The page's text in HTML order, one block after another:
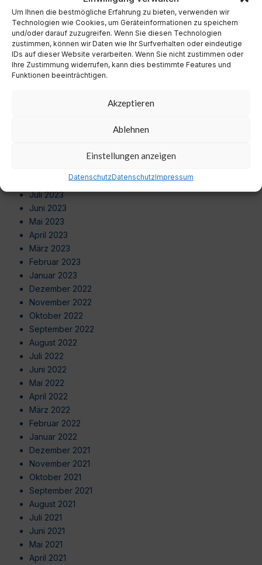
Um Ihnen die bestmögliche Erfahrung zu bieten, verwenden wir
Technologien wie Cookies, um Geräteinformationen zu speichern
und/oder darauf zuzugreifen. Wenn Sie diesen Technologien
zustimmen, können wir Daten wie Ihr Surfverhalten oder eindeutige
IDs auf dieser Website verarbeiten. Wenn Sie nicht zustimmen oder
Ihre Zustimmung widerrufen, kann dies bestimmte Features und
Funktionen beeinträchtigen.
Akzeptieren
Ablehnen
Einstellungen anzeigen
DatenschutzDatenschutzImpressum
August 2024
Juli 2024
Juni 2024
Mai 2024
April 2024
August 2023
Juli 2023
Juni 2023
Mai 2023
April 2023
März 2023
Februar 2023
Januar 2023
Dezember 2022
November 2022
Oktober 2022
September 2022
August 2022
Juli 2022
Juni 2022
Mai 2022
April 2022
März 2022
Februar 2022
Januar 2022
Dezember 2021
November 2021
Oktober 2021
September 2021
August 2021
Juli 2021
Juni 2021
Mai 2021
April 2021